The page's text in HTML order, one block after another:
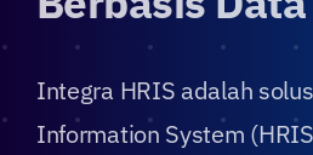
NEWS
Integra HRIS adalah
Information System